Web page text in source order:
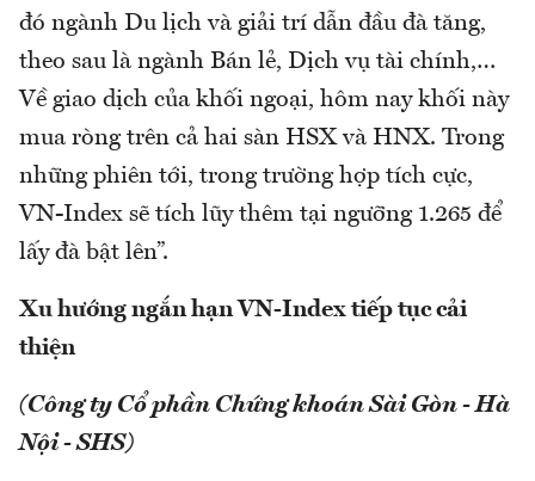
đó ngành Du lịch và giải trí dẫn đầu đà tăng,
theo sau là ngành Bán lẻ, Dịch vụ tài chính,…
Về giao dịch của khối ngoại, hôm nay khối này
mua ròng trên cả hai sàn HSX và HNX. Trong
những phiên tới, trong trường hợp tích cực,
VN-Index sẽ tích lũy thêm tại ngưỡng 1.265 để
lấy đà bật lên”.
Xu hướng ngắn hạn VN-Index tiếp tục cải
thiện
(Công ty Cổ phần Chứng khoán Sài Gòn - Hà
Nội - SHS)